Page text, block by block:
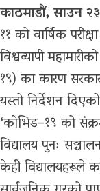
फोटो
फिचर
सम्पादकीय
शिक्षा
स्वास्थ्य
साहित्य
काठमाडौं, साउन
११ को वार्षिक
विश्वव्यापी
१९) का कारण
यस्तो निर्देशन
‘कोभिड–१९ को
विद्यालय पुनः
केही विद्यालयहरूले